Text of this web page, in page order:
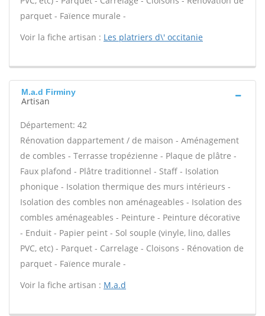
parquet - Faïence murale -
Voir la fiche artisan : Les platriers d\' occitanie
M.a.d Firminy
Artisan
Département: 42
Rénovation dappartement / de maison - Aménagement
de combles - Terrasse tropézienne - Plaque de plâtre -
Faux plafond - Plâtre traditionnel - Staff - Isolation
phonique - Isolation thermique des murs intérieurs -
Isolation des combles non aménageables - Isolation des
combles aménageables - Peinture - Peinture décorative
- Enduit - Papier peint - Sol souple (vinyle, lino, dalles
PVC, etc) - Parquet - Carrelage - Cloisons - Rénovation de
parquet - Faïence murale -
Voir la fiche artisan : M.a.d